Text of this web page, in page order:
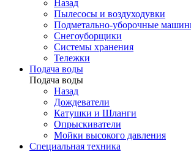
Назад
Пылесосы и воздуходувки
Подметально-уборочные
Снегоуборщики
Системы хранения
Тележки
Подача воды
Подача воды
Назад
Дождеватели
Катушки и Шланги
Опрыскиватели
Мойки высокого давления
Специальная техника